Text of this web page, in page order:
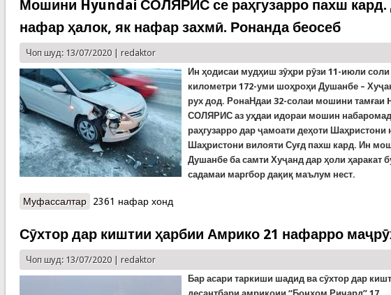
Мошини Hyundai СОЛЯРИС се раҳгузарро пахш кард.
нафар ҳалок, як нафар захмӣ. Ронанда беосеб
Чоп шуд: 13/07/2020 |redaktor
Ин ҳодисаи мудҳиш зӯҳри рӯзи 11-июли
километри 172-уми шоҳроҳи Душанбе –
рух дод. РонаНдаи 32-солаи мошини тамғаи
СОЛЯРИС аз уҳдаи идораи мошин набаромад
раҳгузарро дар ҷамоати деҳоти Шаҳристони
Шаҳристони вилояти Суғд пахш кард. Ин
Душанбе ба самти Хуҷанд дар ҳоли ҳаракат
садамаи маргбор дақиқ маълум нест.
Муфассалтар о Мошини Hyundai СОЛЯРИС се раҳгузарро пахш кард. Ду нафар
2361 нафар хонд
Сӯхтор дар киштии ҳарбии Амрико 21 нафарро
Чоп шуд: 13/07/2020 |redaktor
Бар асари таркиши шадид ва сӯхтор дар